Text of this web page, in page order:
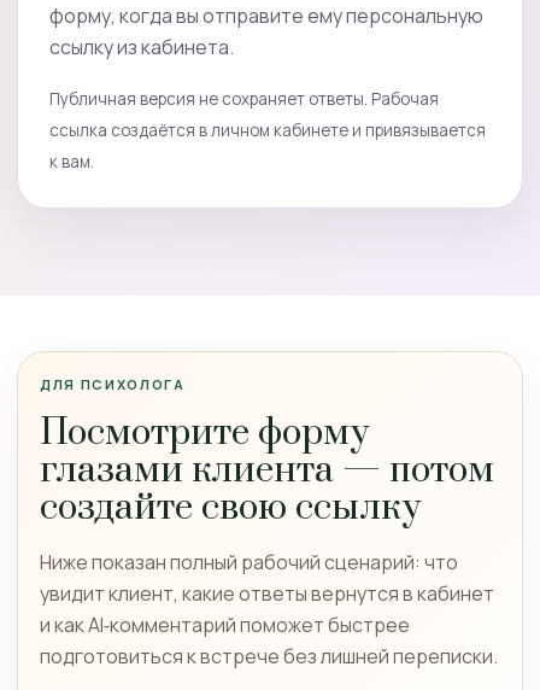
форму, когда вы отправите ему персональную
ссылку из кабинета.
Публичная версия не сохраняет ответы. Рабочая
ссылка создаётся в личном кабинете и привязывается
к вам.
ДЛЯ ПСИХОЛОГА
Посмотрите форму
глазами клиента — потом
создайте свою ссылку
Ниже показан полный рабочий сценарий: что
увидит клиент, какие ответы вернутся в кабинет
и как AI‑комментарий поможет быстрее
подготовиться к встрече без лишней переписки.